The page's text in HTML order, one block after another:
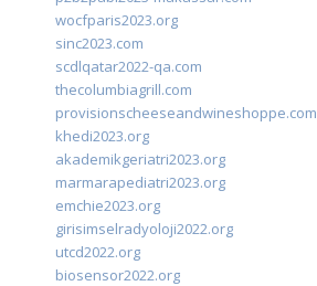
wocfparis2023.org
sinc2023.com
scdlqatar2022-qa.com
thecolumbiagrill.com
provisionscheeseandwineshoppe.com
khedi2023.org
akademikgeriatri2023.org
marmarapediatri2023.org
emchie2023.org
girisimselradyoloji2022.org
utcd2022.org
biosensor2022.org